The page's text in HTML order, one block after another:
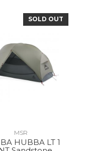
SOLD OUT
MSR
HUBBA LT 1